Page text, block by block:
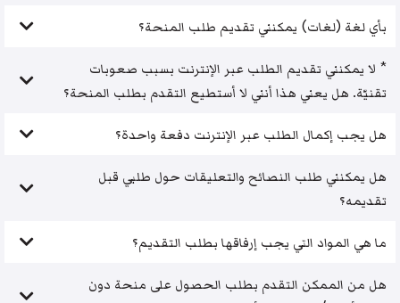
بأي لغة (لغات) يمكنني تقديم طلب المنحة؟
* لا يمكنني تقديم الطلب عبر الإنترنت بسبب صعوبات
تقنيّة. هل يعني هذا أنني لا أستطيع التقدم بطلب المنحة؟
هل يجب إكمال الطلب عبر الإنترنت دفعة واحدة؟
هل يمكنني طلب النصائح والتعليقات حول طلبي قبل
تقديمه؟
ما هي المواد التي يجب إرفاقها بطلب التقديم؟
هل من الممكن التقدم بطلب الحصول على منحة دون